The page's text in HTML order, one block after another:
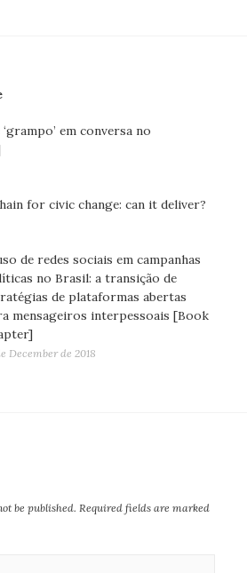
em conversa no
for civic change: can it deliver?
de redes sociais em campanhas
no Brasil: a transição de
de plataformas abertas
mensageiros interpessoais [Book
December de 2018
be published. Required fields are marked